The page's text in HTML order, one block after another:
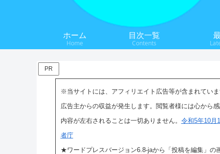
ホーム
Home
目次一覧
Contents
PR
※当サイトには、アフィリエイト広告等が含まれてい
広告主からの収益が発生します。閲覧者様には心から
内容が左右されることは一切ありません。 令和5年10月
者庁
★ワードプレスバージョン6.8-jaから「投稿を編集」の